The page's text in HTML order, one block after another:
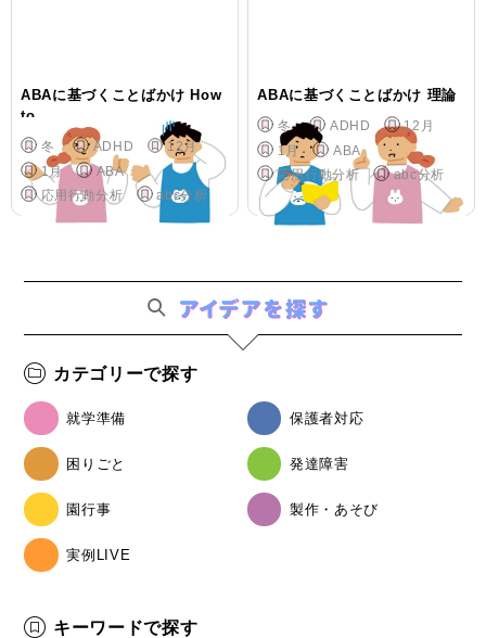
ABAに基づくことばかけ How
to
冬 ADHD
12月
1月
ABA
応用行動分析
abc分析
ABAに基づくことばかけ 理論
冬 ADHD
12月
1月
ABA
応用行動分析
abc分析
カテゴリーで探す
就学準備 保護者対応
困りごと 発達障害
園行事 製作・あそび
実例LIVE
キーワードで探す